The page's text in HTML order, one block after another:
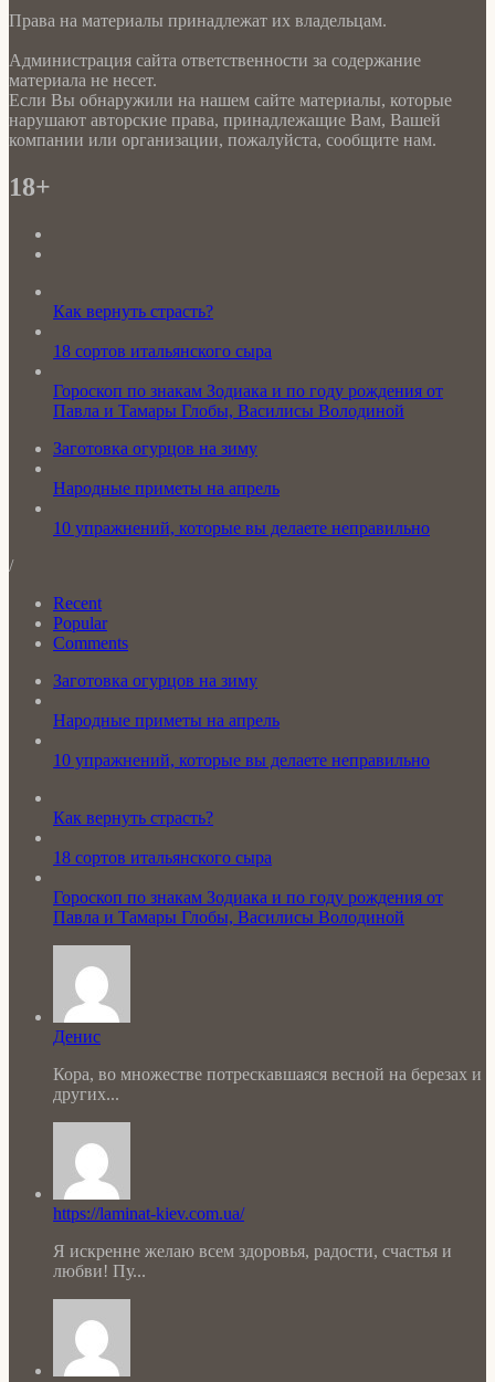
Права на материалы принадлежат их владельцам.
Администрация сайта ответственности за содержание
материала не несет.
Если Вы обнаружили на нашем сайте материалы, которые
нарушают авторские права, принадлежащие Вам, Вашей
компании или организации, пожалуйста, сообщите нам.
18+
Как вернуть страсть?
18 сортов итальянского сыра
Гороскоп по знакам Зодиака и по году рождения от
Павла и Тамары Глобы, Василисы Володиной
Заготовка огурцов на зиму
Народные приметы на апрель
10 упражнений, которые вы делаете неправильно
/
Recent
Popular
Comments
Заготовка огурцов на зиму
Народные приметы на апрель
10 упражнений, которые вы делаете неправильно
Как вернуть страсть?
18 сортов итальянского сыра
Гороскоп по знакам Зодиака и по году рождения от
Павла и Тамары Глобы, Василисы Володиной
Денис
Кора, во множестве потрескавшаяся весной на березах и
других...
https://laminat-kiev.com.ua/
Я искренне желаю всем здоровья, радости, счастья и
любви! Пу...